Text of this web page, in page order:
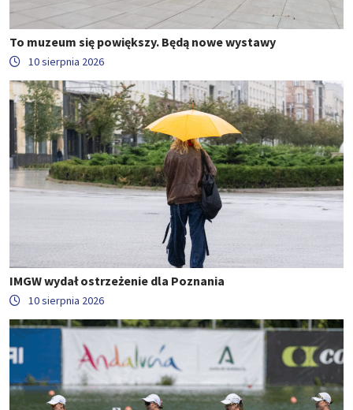
To muzeum się powiększy. Będą nowe wystawy
10 sierpnia 2026
IMGW wydał ostrzeżenie dla Poznania
10 sierpnia 2026